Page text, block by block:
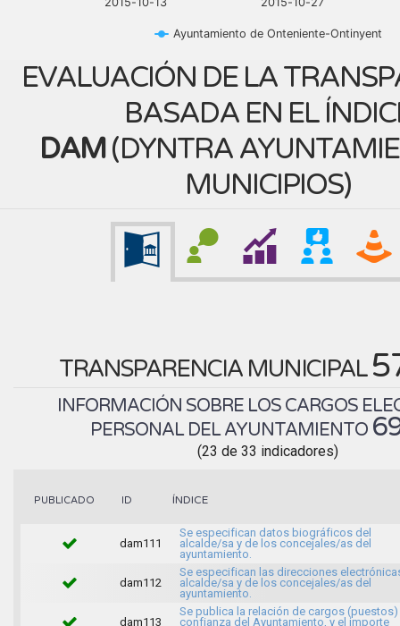
Ayuntamiento de Onteniente-Ontinyent
EVALUACIÓN DE LA
BASADA EN EL
DAM(DYNTRA
MUNICIPIOS)
TRANSPARENCIA MUNICIPAL
INFORMACIÓN SOBRE LOS CARGOS
PERSONAL DEL AYUNTAMIENTO
(23 de 33 indicadores)
PUBLICADO ID ÍNDICE
dam111
Se especifican datos biográficos del
alcalde/sa y de los concejales/as del
ayuntamiento.
dam112
Se especifican las direcciones
alcalde/sa y de los concejales/as del
ayuntamiento.
dam113
Se publica la relación de cargos
confianza del Ayuntamiento, y el importe